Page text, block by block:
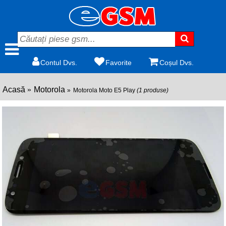
Contul Dvs. Favorite Coșul Dvs.
Acasă Motorola Motorola Moto E5 Play (1 produse)